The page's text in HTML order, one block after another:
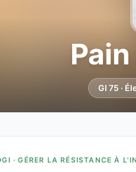
GI 75 ·
· GÉRER LA RÉSISTANCE À